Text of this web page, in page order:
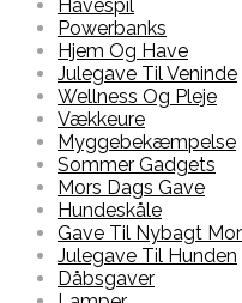
Havespil
Powerbanks
Hjem Og Have
Julegave Til Veninde
Wellness Og Pleje
Vækkeure
Myggebekæmpelse
Sommer Gadgets
Mors Dags Gave
Hundeskåle
Gave Til Nybagt Mor
Julegave Til Hunden
Dåbsgaver